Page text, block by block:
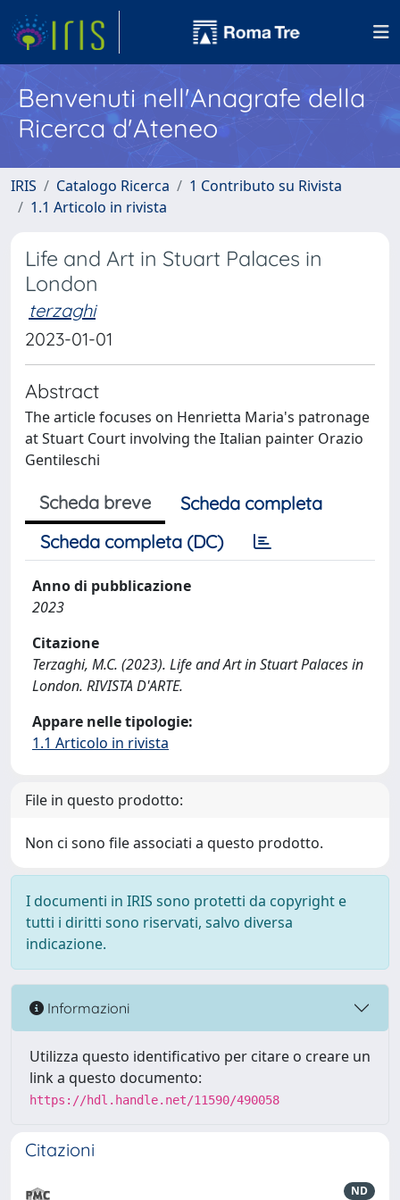
Benvenuti nell'Anagrafe della
Ricerca d'Ateneo
IRIS Catalogo Ricerca
1 Contributo su Rivista
1.1 Articolo in rivista
Life and Art in Stuart Palaces in
London
terzaghi
2023-01-01
Abstract
The article focuses on Henrietta Maria's patronage
at Stuart Court involving the Italian painter Orazio
Gentileschi
Scheda breve
Scheda completa
Scheda completa (DC)
Anno di pubblicazione
2023
Citazione
Terzaghi, M.C. (2023). Life and Art in Stuart Palaces in
London. RIVISTA D'ARTE.
Appare nelle tipologie:
1.1 Articolo in rivista
File in questo prodotto:
Non ci sono file associati a questo prodotto.
I documenti in IRIS sono protetti da copyright e
tutti i diritti sono riservati, salvo diversa
indicazione.
Informazioni
Utilizza questo identificativo per citare o creare un
link a questo documento:
https://hdl.handle.net/11590/490058
Citazioni
ND